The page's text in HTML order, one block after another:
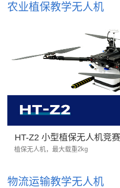
农业植保教学无人机
HT-Z2 小型植保无人机竞
植保无人机，最大载重2kg
物流运输教学无人机